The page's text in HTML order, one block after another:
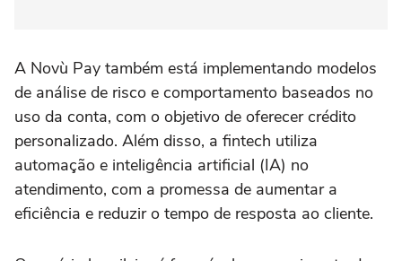
A Novù Pay também está implementando modelos
de análise de risco e comportamento baseados no
uso da conta, com o objetivo de oferecer crédito
personalizado. Além disso, a fintech utiliza
automação e inteligência artificial (IA) no
atendimento, com a promessa de aumentar a
eficiência e reduzir o tempo de resposta ao cliente.